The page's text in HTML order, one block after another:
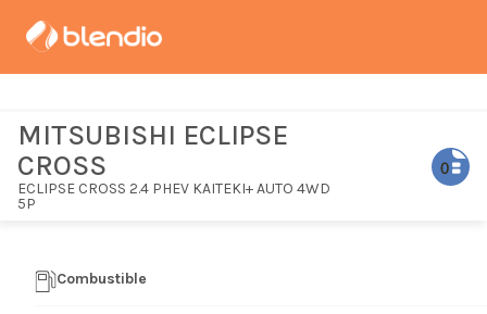
MITSUBISHI ECLIPSE
CROSS
ECLIPSE CROSS 2.4 PHEV KAITEKI+ AUTO 4WD
5P
Combustible